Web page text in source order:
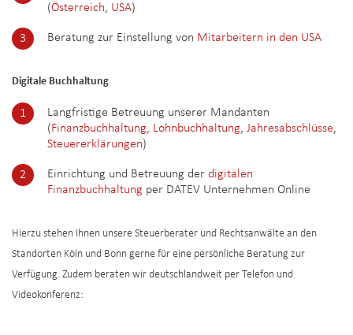
(Österreich, USA)
Beratung zur Einstellung von Mitarbeitern in den USA
Digitale Buchhaltung
Langfristige Betreuung unserer Mandanten
(Finanzbuchhaltung, Lohnbuchhaltung, Jahresabschlüsse,
Steuererklärungen)
Einrichtung und Betreuung der digitalen
Finanzbuchhaltung per DATEV Unternehmen Online
Hierzu stehen Ihnen unsere Steuerberater und Rechtsanwälte an den
Standorten Köln und Bonn gerne für eine persönliche Beratung zur
Verfügung. Zudem beraten wir deutschlandweit per Telefon und
Videokonferenz: